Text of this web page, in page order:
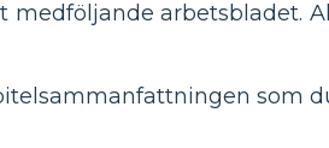
arbetsbladet.
som